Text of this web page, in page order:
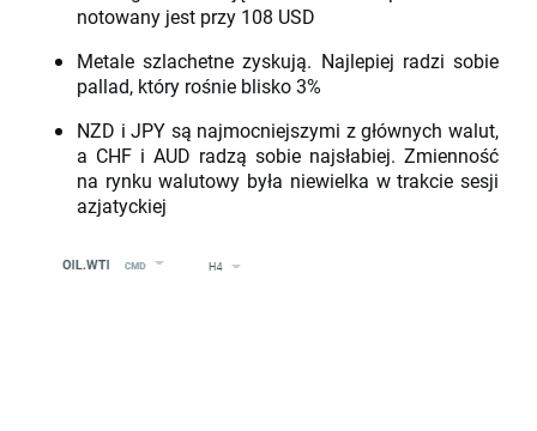
notowany jest przy 108 USD
Metale szlachetne zyskują. Najlepiej radzi sobie
pallad, który rośnie blisko 3%
NZD i JPY są najmocniejszymi z głównych walut,
a CHF i AUD radzą sobie najsłabiej. Zmienność
na rynku walutowy była niewielka w trakcie sesji
azjatyckiej